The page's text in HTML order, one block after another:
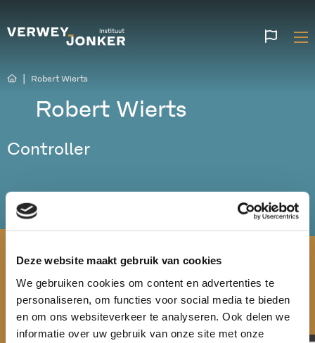
Deze website maakt gebruik van cookies
We gebruiken cookies om content en advertenties te
personaliseren, om functies voor social media te bieden
en om ons websiteverkeer te analyseren. Ook delen we
informatie over uw gebruik van onze site met onze
Robert Wierts
Robert Wierts
Controller